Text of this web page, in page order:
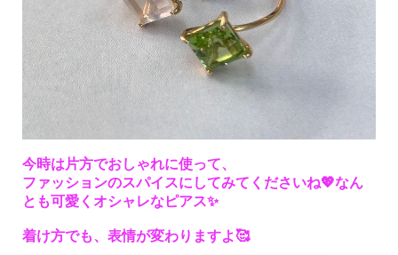
今時は片方でおしゃれに使って、
ファッションのスパイスにしてみてくださいね💖なん
とも可愛くオシャレなピアス✨
着け方でも、表情が変わりますよ🥰